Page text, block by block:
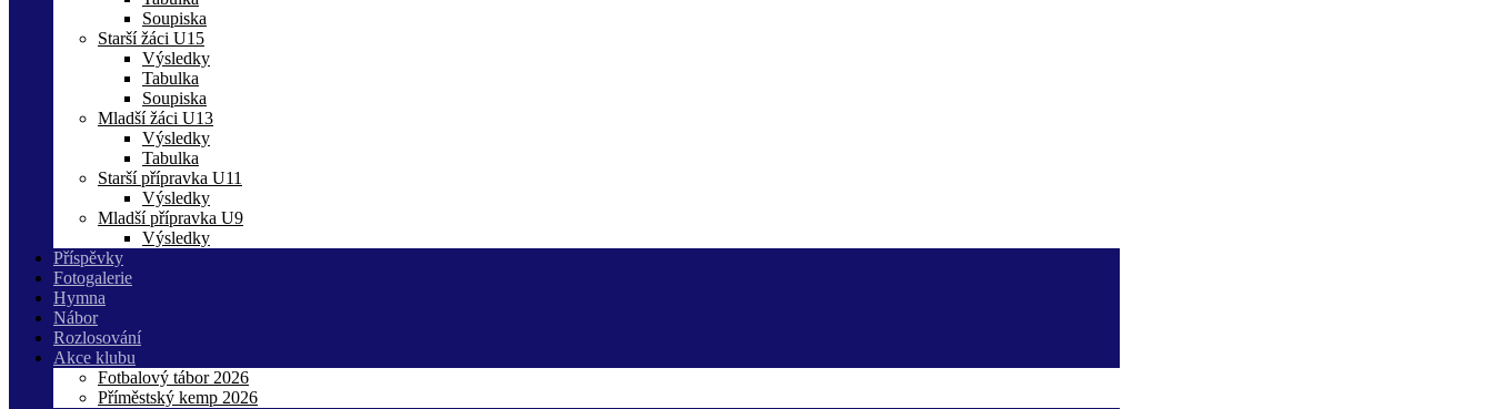
Soupiska
Starší žáci U15
Výsledky
Tabulka
Soupiska
Mladší žáci U13
Výsledky
Tabulka
Starší přípravka U11
Výsledky
Mladší přípravka U9
Výsledky
Příspěvky
Fotogalerie
Hymna
Nábor
Rozlosování
Akce klubu
Fotbalový tábor 2026
Příměstský kemp 2026